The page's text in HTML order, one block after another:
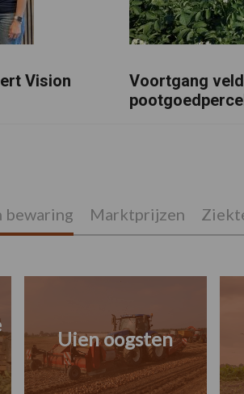
Vision
Voortgang
bewaring Marktprijzen
Uien oogsten